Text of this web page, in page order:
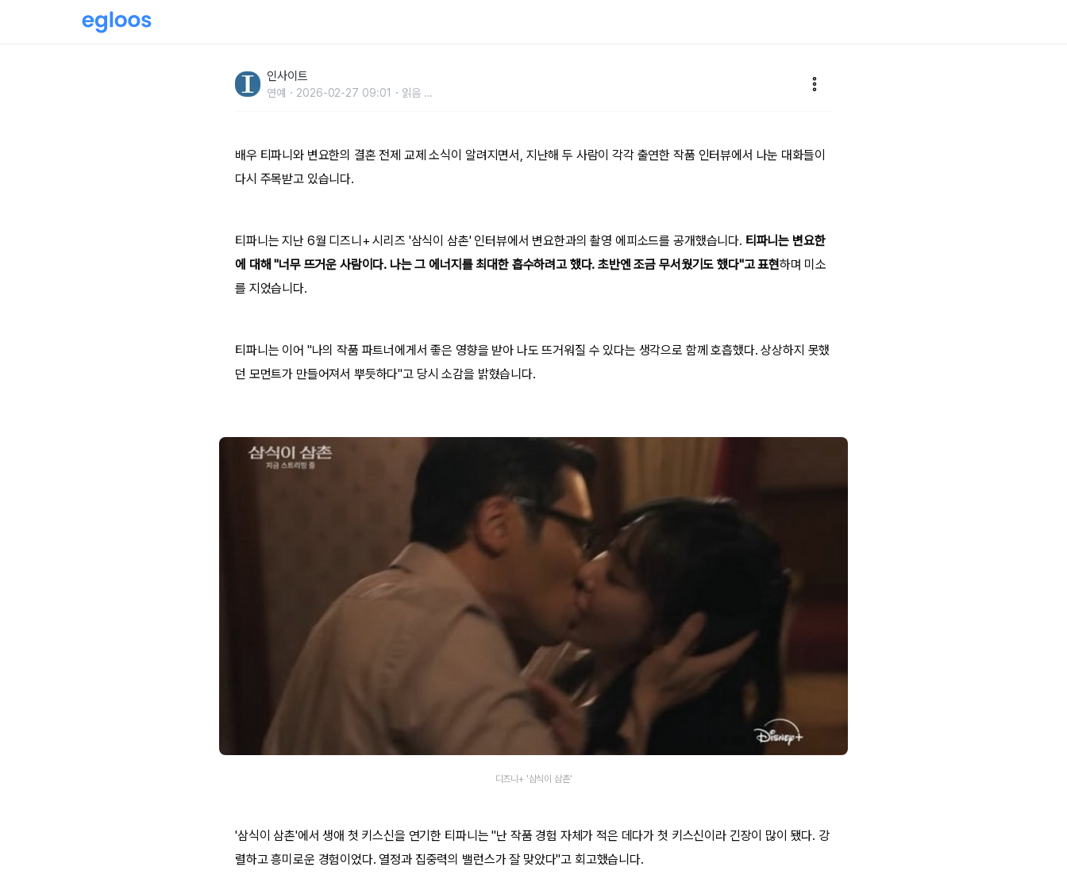
인사이트
연예 2026-02-27 09:01 읽음 ...
배우 티파니와 변요한의 결혼 전제 교제 소식이 알려지면서, 지난해 두 사람이 각각 출연한 작품 인터뷰에서 나눈 대화들이
다시 주목받고 있습니다.
티파니는 지난 6월 디즈니+ 시리즈 '삼식이 삼촌' 인터뷰에서 변요한과의 촬영 에피소드를 공개했습니다. 티파니는 변요한
에 대해 "너무 뜨거운 사람이다. 나는 그 에너지를 최대한 흡수하려고 했다. 초반엔 조금 무서웠기도 했다"고 표현하며 미소
를 지었습니다.
티파니는 이어 "나의 작품 파트너에게서 좋은 영향을 받아 나도 뜨거워질 수 있다는 생각으로 함께 호흡했다. 상상하지 못했
던 모먼트가 만들어져서 뿌듯하다"고 당시 소감을 밝혔습니다.
디즈니+ '삼식이 삼촌'
'삼식이 삼촌'에서 생애 첫 키스신을 연기한 티파니는 "난 작품 경험 자체가 적은 데다가 첫 키스신이라 긴장이 많이 됐다. 강
렬하고 흥미로운 경험이었다. 열정과 집중력의 밸런스가 잘 맞았다"고 회고했습니다.